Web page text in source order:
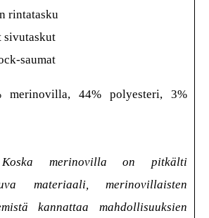
rintatasku
sivutaskut
saumat
merinovilla, 44% polyesteri, 3%
Koska merinovilla on pitkälti
materiaali, merinovillaisten
kannattaa mahdollisuuksien